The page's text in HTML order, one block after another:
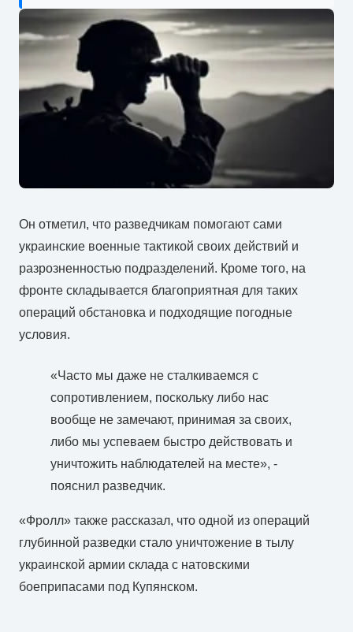
Он отметил, что разведчикам помогают сами
украинские военные тактикой своих действий и
разрозненностью подразделений. Кроме того, на
фронте складывается благоприятная для таких
операций обстановка и подходящие погодные
условия.
«Часто мы даже не сталкиваемся с
сопротивлением, поскольку либо нас
вообще не замечают, принимая за своих,
либо мы успеваем быстро действовать и
уничтожить наблюдателей на месте», -
пояснил разведчик.
«Фролл» также рассказал, что одной из операций
глубинной разведки стало уничтожение в тылу
украинской армии склада с натовскими
боеприпасами под Купянском.